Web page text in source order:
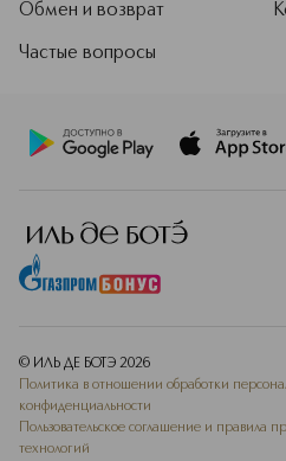
Обмен и возврат
Частые вопросы
© ИЛЬ ДЕ БОТЭ 2026
Политика в отношении обработки
конфиденциальности
Пользовательское соглашение и правила
технологий